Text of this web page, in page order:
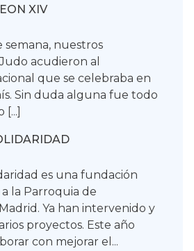
XIV
semana, nuestros
acudieron al
que se celebraba en
Sin duda alguna fue todo
es una fundación
la Parroquia de
Ya han intervenido y
proyectos. Este año
con mejorar el...